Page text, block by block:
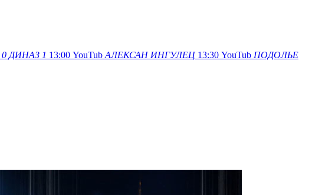
0 ДИНАЗ 1 13:00 YouTub АЛЕКСАН ИНГУЛЕЦ 13:30 YouTub ПОДОЛЬЕ